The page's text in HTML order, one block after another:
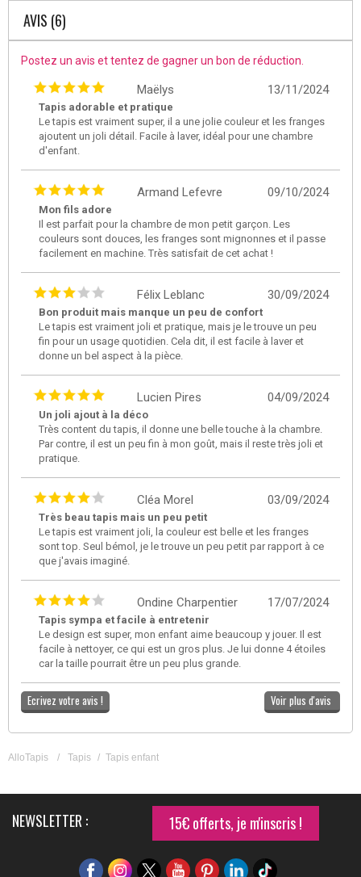
AVIS (6)
Postez un avis et tentez de gagner un bon de réduction.
13/11/2024
Maëlys
Tapis adorable et pratique
Le tapis est vraiment super, il a une jolie couleur et les franges
ajoutent un joli détail. Facile à laver, idéal pour une chambre
d'enfant.
09/10/2024
Armand Lefevre
Mon fils adore
Il est parfait pour la chambre de mon petit garçon. Les
couleurs sont douces, les franges sont mignonnes et il passe
facilement en machine. Très satisfait de cet achat !
30/09/2024
Félix Leblanc
Bon produit mais manque un peu de confort
Le tapis est vraiment joli et pratique, mais je le trouve un peu
fin pour un usage quotidien. Cela dit, il est facile à laver et
donne un bel aspect à la pièce.
04/09/2024
Lucien Pires
Un joli ajout à la déco
Très content du tapis, il donne une belle touche à la chambre.
Par contre, il est un peu fin à mon goût, mais il reste très joli et
pratique.
03/09/2024
Cléa Morel
Très beau tapis mais un peu petit
Le tapis est vraiment joli, la couleur est belle et les franges
sont top. Seul bémol, je le trouve un peu petit par rapport à ce
que j'avais imaginé.
17/07/2024
Ondine Charpentier
Tapis sympa et facile à entretenir
Le design est super, mon enfant aime beaucoup y jouer. Il est
facile à nettoyer, ce qui est un gros plus. Je lui donne 4 étoiles
car la taille pourrait être un peu plus grande.
Ecrivez votre avis ! Voir plus d'avis
AlloTapis / Tapis / Tapis enfant
NEWSLETTER : 15€ offerts, je m'inscris !